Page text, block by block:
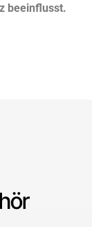
beeinflusst.